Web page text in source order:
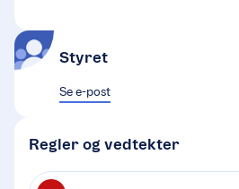
Styret
Se e-post
Regler og vedtekter